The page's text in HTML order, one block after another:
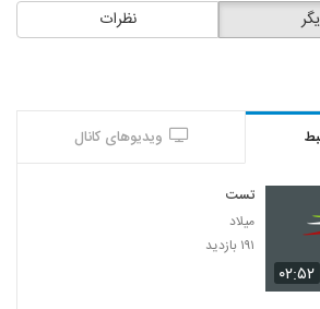
نظرات
ویدیوهای کانال
۰۲:۵۲
تست
میلاد
۱۹۱ بازدید